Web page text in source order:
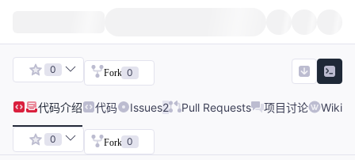
0 Fork 0
代码介绍 代码 Issues2 Pull Requests 项目讨论 Wiki
0 Fork 0